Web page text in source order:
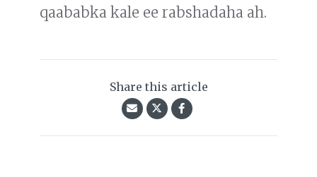
qaababka kale ee rabshadaha ah.
Share this article